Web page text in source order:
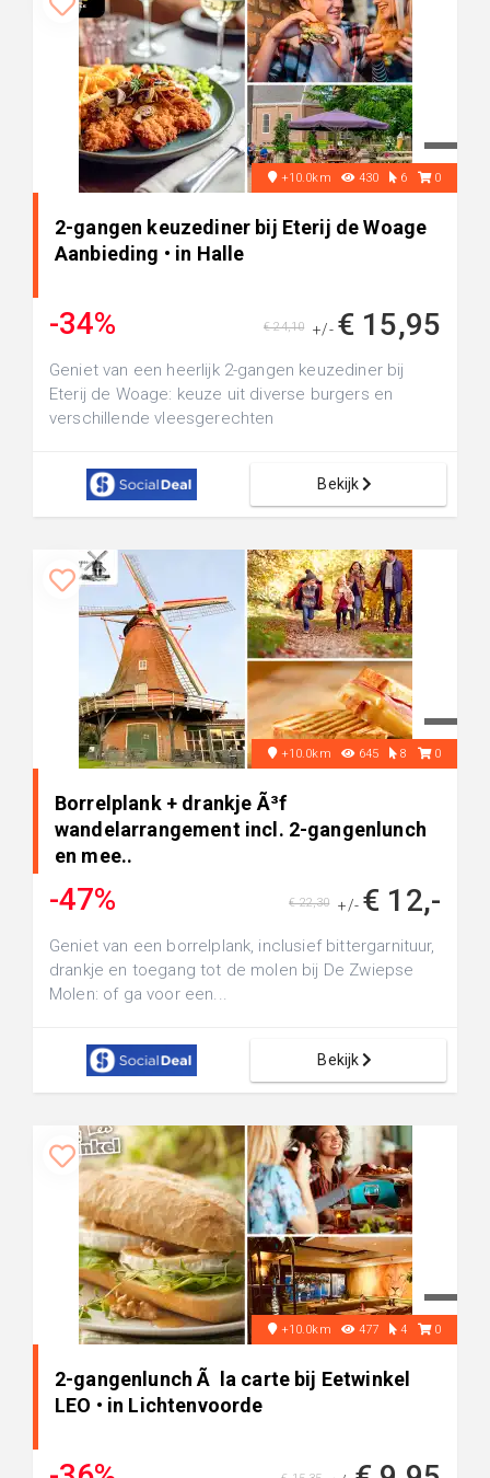
+10.0km 430 6 0
2-gangen keuzediner bij Eterij de Woage
Aanbieding • in Halle
-34% +/- € 15,95
€ 24,10
Geniet van een heerlijk 2-gangen keuzediner bij
Eterij de Woage: keuze uit diverse burgers en
verschillende vleesgerechten
Bekijk
+10.0km 645 8 0
Borrelplank + drankje Ã³f
wandelarrangement incl. 2-gangenlunch
en mee..
-47% +/- € 12,-
€ 22,30
Geniet van een borrelplank, inclusief bittergarnituur,
drankje en toegang tot de molen bij De Zwiepse
Molen: of ga voor een...
Bekijk
+10.0km 477 4 0
2-gangenlunch Ã la carte bij Eetwinkel
LEO • in Lichtenvoorde